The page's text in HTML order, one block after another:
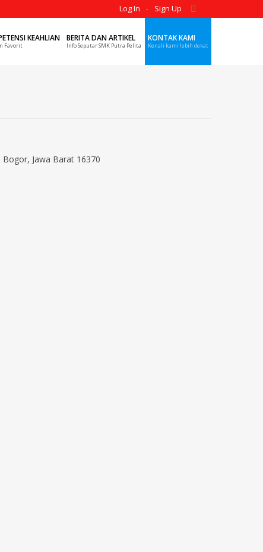
Log In Sign Up
KEAHLIAN
Favorit
BERITA DAN ARTIKEL
Info Seputar SMK Putra Pelita
KONTAK KAMI
Kenali kami lebih dekat
Bogor, Jawa Barat 16370